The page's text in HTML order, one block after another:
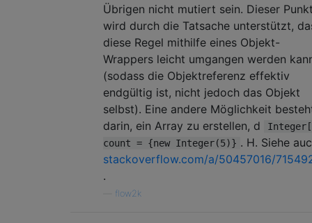
Übrigen nicht mutiert sein. Dieser
wird durch die Tatsache unterstützt,
diese Regel mithilfe eines Objekt-
Wrappers leicht umgangen werden
(sodass die Objektreferenz effektiv
endgültig ist, nicht jedoch das Objekt
selbst). Eine andere Möglichkeit
darin, ein Array zu erstellen, d
count = {new Integer(5)} . H. Siehe
stackoverflow.com/a/50457016/
.
flow2k